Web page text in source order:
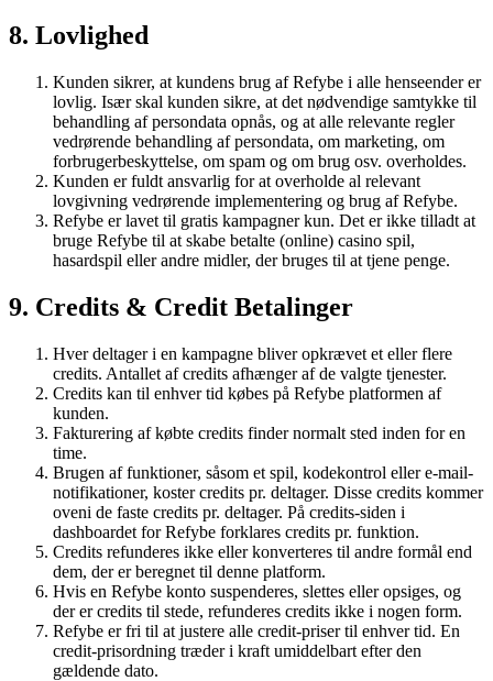
8. Lovlighed
Kunden sikrer, at kundens brug af Refybe i alle henseender er
lovlig. Især skal kunden sikre, at det nødvendige samtykke til
behandling af persondata opnås, og at alle relevante regler
vedrørende behandling af persondata, om marketing, om
forbrugerbeskyttelse, om spam og om brug osv. overholdes.
Kunden er fuldt ansvarlig for at overholde al relevant
lovgivning vedrørende implementering og brug af Refybe.
Refybe er lavet til gratis kampagner kun. Det er ikke tilladt at
bruge Refybe til at skabe betalte (online) casino spil,
hasardspil eller andre midler, der bruges til at tjene penge.
9. Credits & Credit Betalinger
Hver deltager i en kampagne bliver opkrævet et eller flere
credits. Antallet af credits afhænger af de valgte tjenester.
Credits kan til enhver tid købes på Refybe platformen af
kunden.
Fakturering af købte credits finder normalt sted inden for en
time.
Brugen af funktioner, såsom et spil, kodekontrol eller e-mail-
notifikationer, koster credits pr. deltager. Disse credits kommer
oveni de faste credits pr. deltager. På credits-siden i
dashboardet for Refybe forklares credits pr. funktion.
Credits refunderes ikke eller konverteres til andre formål end
dem, der er beregnet til denne platform.
Hvis en Refybe konto suspenderes, slettes eller opsiges, og
der er credits til stede, refunderes credits ikke i nogen form.
Refybe er fri til at justere alle credit-priser til enhver tid. En
credit-prisordning træder i kraft umiddelbart efter den
gældende dato.